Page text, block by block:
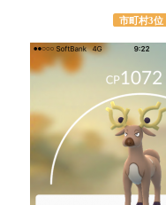
市町村3位